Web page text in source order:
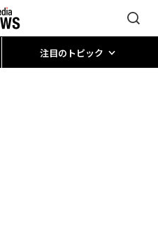
注目のトピック